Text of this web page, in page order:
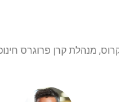
מנהלת קרן פרוגרס